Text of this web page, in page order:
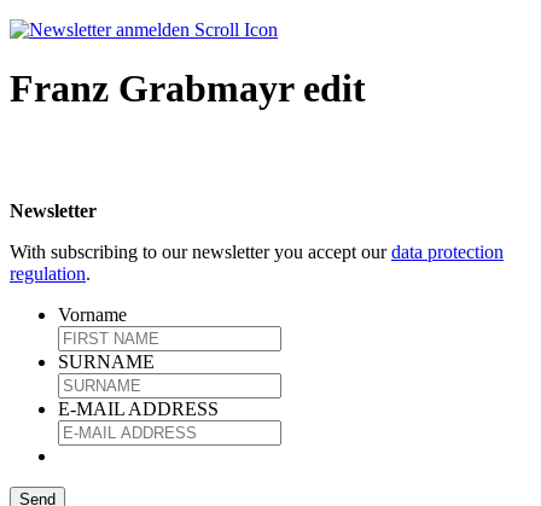
Franz Grabmayr edit
Newsletter
With subscribing to our newsletter you accept ourdata protection
regulation.
Vorname
SURNAME
E-MAIL ADDRESS